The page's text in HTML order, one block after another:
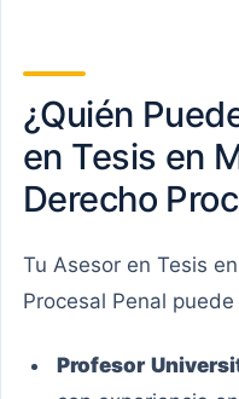
¿Quién
en Tesis en
Derecho
Tu Asesor en Tesis
Procesal Penal puede
Profesor